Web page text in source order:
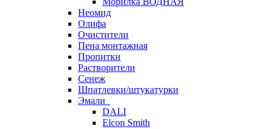
Неомид
Олифа
Очистители
Пена монтажная
Пропитки
Растворители
Сенеж
Шпатлевки/штукатурки
Эмали
DALI
Elcon Smith